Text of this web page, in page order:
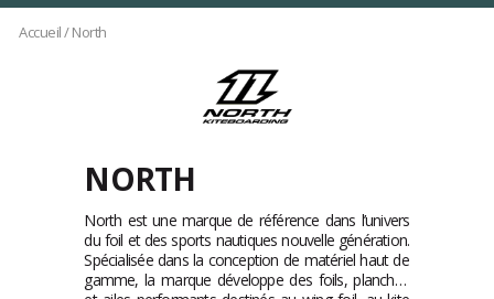
Accueil/North
NORTH
North est une marque de référence dans l’univers
du foil et des sports nautiques nouvelle génération.
Spécialisée dans la conception de matériel haut de
gamme, la marque développe des foils, planches